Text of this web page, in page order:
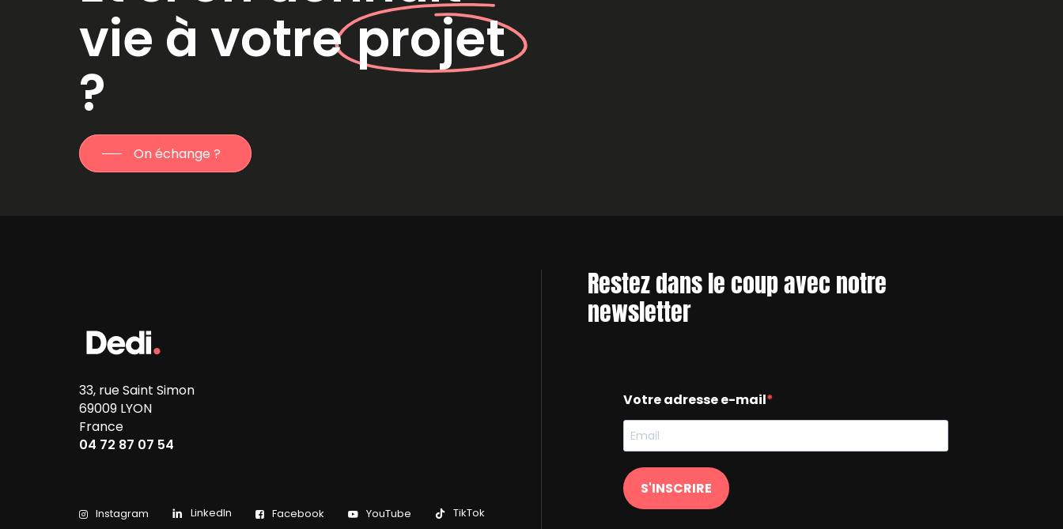
vie à votreprojet
?
On échange ?
33, rue Saint Simon
69009 LYON
France
04 72 87 07 54
Instagram LinkedIn Facebook YouTube TikTok
Restez dans le coup avec notre
newsletter
Votre adresse e-mail
S'INSCRIRE